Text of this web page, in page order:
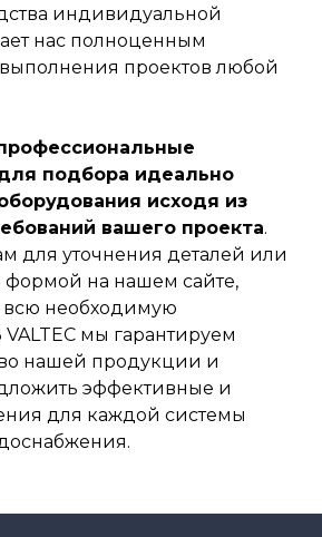
индивидуальной
нас полноценным
проектов любой
подбора идеально
исходя из
вашего проекта.
для уточнения деталей или
формой на нашем сайте,
всю необходимую
мы гарантируем
нашей продукции и
эффективные и
для каждой системы